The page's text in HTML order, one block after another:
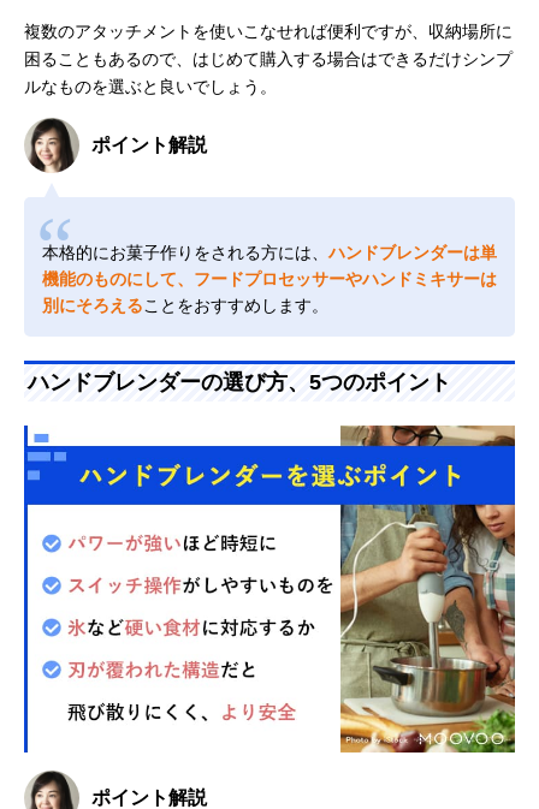
複数のアタッチメントを使いこなせれば便利ですが、収納場所に
困ることもあるので、はじめて購入する場合はできるだけシンプ
ルなものを選ぶと良いでしょう。
ポイント解説
本格的にお菓子作りをされる方には、ハンドブレンダーは単
機能のものにして、フードプロセッサーやハンドミキサーは
別にそろえることをおすすめします。
ハンドブレンダーの選び方、5つのポイント
ポイント解説